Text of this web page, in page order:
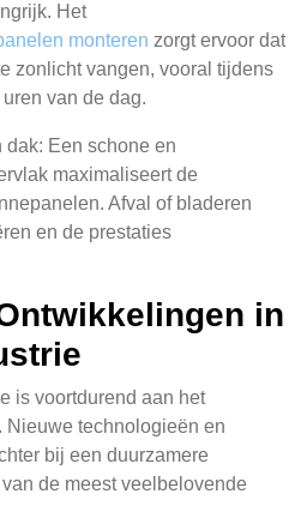
Het
monteren zorgt ervoor dat
zonlicht vangen, vooral tijdens
van de dag.
Een schone en
maximaliseert de
Afval of bladeren
en de prestaties
in
is voortdurend aan het
Nieuwe technologieën en
bij een duurzamere
de meest veelbelovende